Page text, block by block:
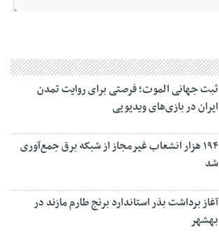
ثبت جهانی الموت؛ فرصتی برای روایت تمدن
ایران در بازی‌های ویدیویی
۱۹۴ هزار انشعاب غیرمجاز از شبکه برق جمع‌آوری
شد
آغاز برداشت بذر استاندارد برنج طارم مازند در
بهشهر